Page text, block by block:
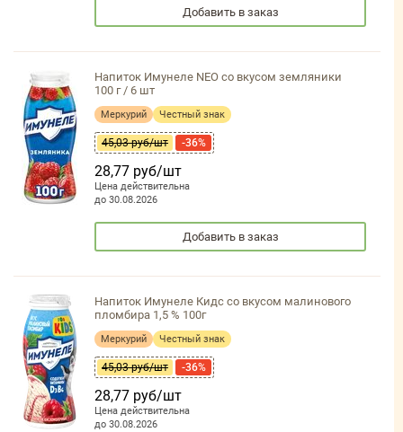
Добавить в заказ
Напиток Имунеле NEO со вкусом земляники
100 г / 6 шт
Меркурий Честный знак
45,03 руб/шт -36%
28,77 руб/шт
Цена действительна
до 30.08.2026
Добавить в заказ
Напиток Имунеле Кидс со вкусом малинового
пломбира 1,5 % 100г
Меркурий Честный знак
45,03 руб/шт -36%
28,77 руб/шт
Цена действительна
до 30.08.2026